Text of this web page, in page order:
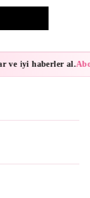
ve iyi haberler al.